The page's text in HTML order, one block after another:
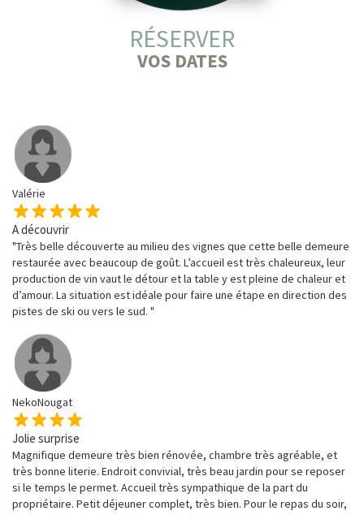
RÉSERVER
VOS DATES
Valérie
A découvrir
"Très belle découverte au milieu des vignes que cette belle demeure
restaurée avec beaucoup de goût. L’accueil est très chaleureux, leur
production de vin vaut le détour et la table y est pleine de chaleur et
d’amour. La situation est idéale pour faire une étape en direction des
pistes de ski ou vers le sud. "
NekoNougat
Jolie surprise
Magnifique demeure très bien rénovée, chambre très agréable, et
très bonne literie. Endroit convivial, très beau jardin pour se reposer
si le temps le permet. Accueil très sympathique de la part du
propriétaire. Petit déjeuner complet, très bien. Pour le repas du soir,